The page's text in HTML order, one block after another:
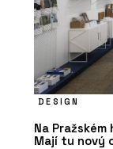
DESIGN
Na
Mají tu nový